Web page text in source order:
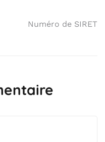
Numéro de SIRET